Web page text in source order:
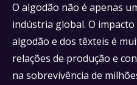
O algodão não é apenas
indústria global. O
algodão e dos têxteis é
relações de produção e
na sobrevivência de